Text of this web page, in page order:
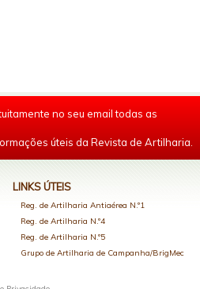
no seu email todas as
úteis da Revista de Artilharia.
LINKS ÚTEIS
Reg. de Artilharia Antiaérea N.º1
Reg. de Artilharia N.º4
Reg. de Artilharia N.º5
Grupo de Artilharia de Campanha/BrigMec